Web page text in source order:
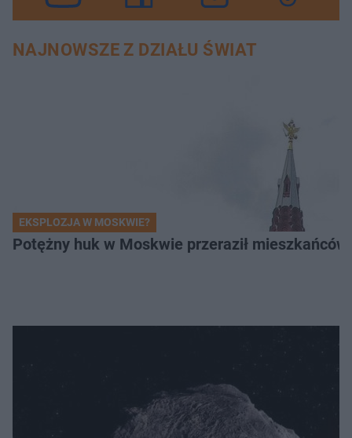
NAJNOWSZE Z DZIAŁU ŚWIAT
EKSPLOZJA W MOSKWIE?
Potężny huk w Moskwie przeraził